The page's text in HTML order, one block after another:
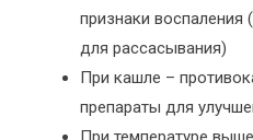
признаки воспаления
для рассасывания)
При кашле –
препараты для